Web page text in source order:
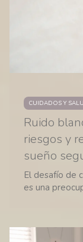
Ruido
riesgos y
sueño
CUIDADOS Y
El desafío de
es una